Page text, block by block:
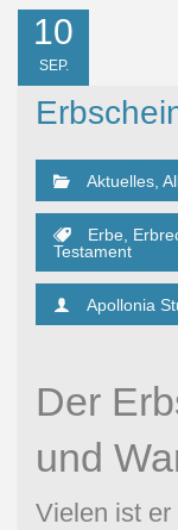
10
SEP.
Aktuelles
Erbe
Testament
Apollonia
Der
und
Vielen ist